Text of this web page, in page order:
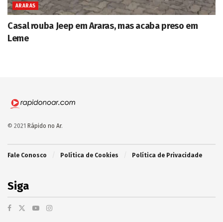
ARARAS
Casal rouba Jeep em Araras, mas acaba preso em
Leme
© 2021 Rápido no Ar.
Fale Conosco Política de Cookies Política de Privacidade
Siga